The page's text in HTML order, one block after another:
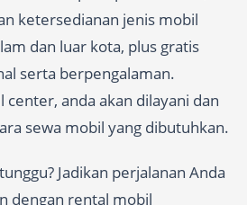
ketersedianan jenis mobil
dan luar kota, plus gratis
serta berpengalaman.
center, anda akan dilayani dan
sewa mobil yang dibutuhkan.
Jadikan perjalanan Anda
dengan rental mobil